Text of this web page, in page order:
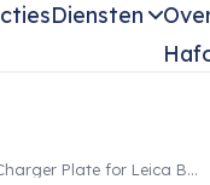
Diensten
Jupio Charger Plate for Leica BP-DC8